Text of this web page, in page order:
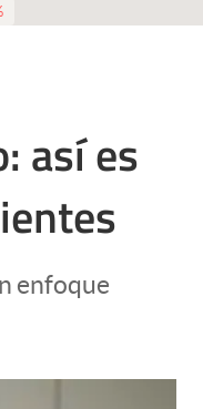
así es
enfoque